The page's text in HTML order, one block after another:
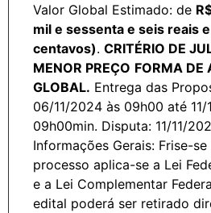
Valor Global Estimado: de
mil e sessenta e seis reais
centavos). CRITÉRIO DE
MENOR PREÇO FORMA DE
GLOBAL. Entrega das
06/11/2024 às 09h00 até 11/
09h00min. Disputa: 11/11/
Informações Gerais: Frise-
processo aplica-se a Lei
e a Lei Complementar
edital poderá ser retirado